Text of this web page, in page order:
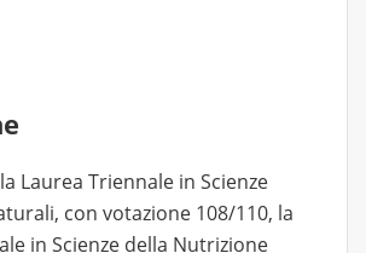
Laurea Triennale in Scienze
con votazione 108/110, la
in Scienze della Nutrizione